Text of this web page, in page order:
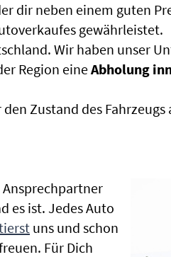
dir neben einem guten
gewährleistet.
Wir haben unser
Region eineAbholung
Zustand des Fahrzeugs
es ist. Jedes Auto
uns und schon
Für Dich